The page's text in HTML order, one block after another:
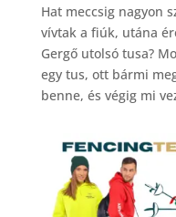
Hat meccsig nagyon
vívtak a fiúk, utána
Gergő utolsó tusa?
egy tus, ott bármi
benne, és végig mi